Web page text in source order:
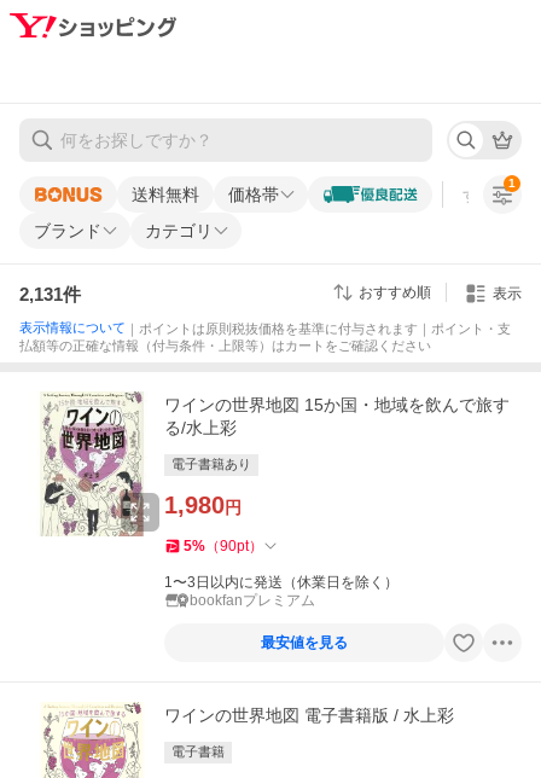
送料無料 価格帯 すべての条
ブランド カテゴリ
1
2,131件 おすすめ順 表示
表示情報について ｜ポイントは原則税抜価格を基準に付与されます｜ポイント・支
払額等の正確な情報（付与条件・上限等）はカートをご確認ください
ワインの世界地図 15か国・地域を飲んで旅す
る/水上彩
電子書籍あり
1,980円
5% （90pt）
1〜3日以内に発送（休業日を除く）
bookfanプレミアム
最安値を見る
ワインの世界地図 電子書籍版 / 水上彩
電子書籍